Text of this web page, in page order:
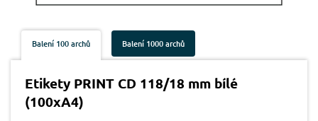
Balení 100 archů Balení 1000 archů
Etikety PRINT CD 118/18 mm bílé
(100xA4)